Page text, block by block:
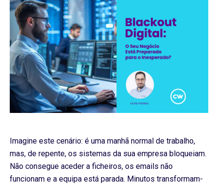
Imagine este cenário: é uma manhã normal de trabalho,
mas, de repente, os sistemas da sua empresa bloqueiam.
Não consegue aceder a ficheiros, os emails não
funcionam e a equipa está parada. Minutos transformam-